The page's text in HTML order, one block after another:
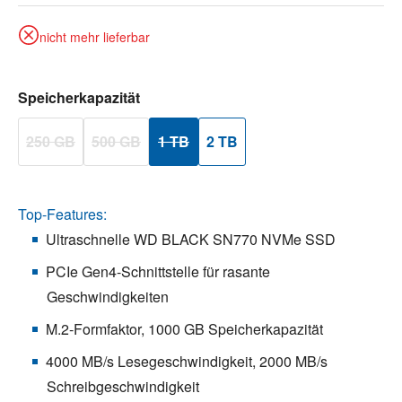
nicht mehr lieferbar
Speicherkapazitätauswählen
250 GB(Diese Option ist zurzeit nicht verfügbar.)
500 GB(Diese Option ist zurzeit nicht verfügbar.)
1 TB(Diese Option ist zurzeit nicht verfügbar.)
2 TB
Top-Features:
Ultraschnelle WD BLACK SN770 NVMe SSD
PCIe Gen4-Schnittstelle für rasante
Geschwindigkeiten
M.2-Formfaktor, 1000 GB Speicherkapazität
4000 MB/s Lesegeschwindigkeit, 2000 MB/s
Schreibgeschwindigkeit